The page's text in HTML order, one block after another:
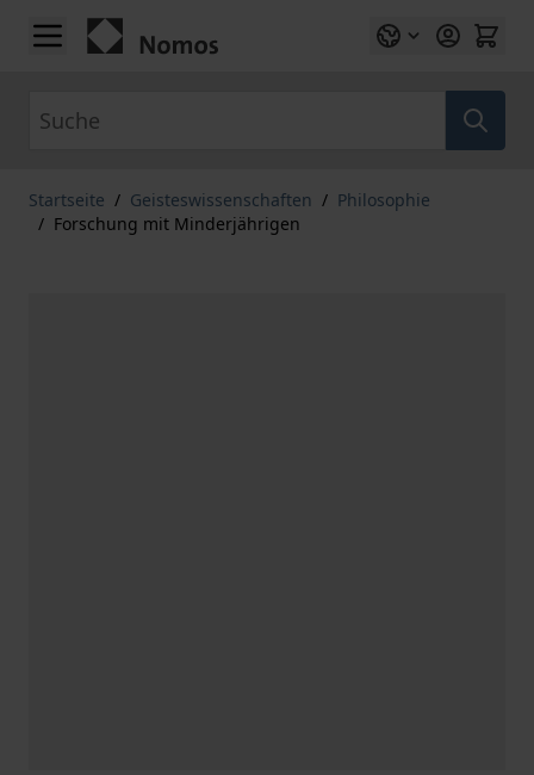
Zum Inhalt springen
Startseite / Geisteswissenschaften / Philosophie
/ Forschung mit Minderjährigen